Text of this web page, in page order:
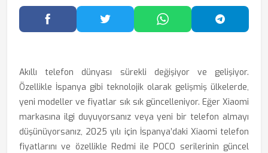
Facebook'ta PaylaşTwitter'da PaylaşWhatsApp'ta Paylaş
Akıllı telefon dünyası sürekli değişiyor ve gelişiyor.
Özellikle İspanya gibi teknolojik olarak gelişmiş ülkelerde,
yeni modeller ve fiyatlar sık sık güncelleniyor. Eğer Xiaomi
markasına ilgi duyuyorsanız veya yeni bir telefon almayı
düşünüyorsanız, 2025 yılı için İspanya’daki Xiaomi telefon
fiyatlarını ve özellikle Redmi ile POCO serilerinin güncel